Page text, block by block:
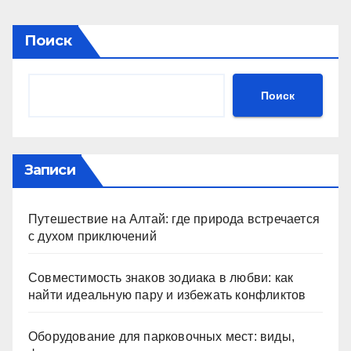
Поиск
Поиск
Записи
Путешествие на Алтай: где природа встречается
с духом приключений
Совместимость знаков зодиака в любви: как
найти идеальную пару и избежать конфликтов
Оборудование для парковочных мест: виды,